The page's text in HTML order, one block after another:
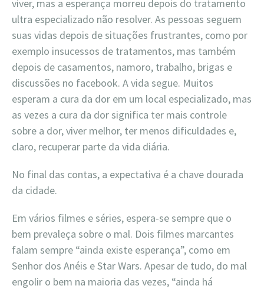
viver, mas a esperança morreu depois do tratamento
ultra especializado não resolver. As pessoas seguem
suas vidas depois de situações frustrantes, como por
exemplo insucessos de tratamentos, mas também
depois de casamentos, namoro, trabalho, brigas e
discussões no facebook. A vida segue. Muitos
esperam a cura da dor em um local especializado, mas
as vezes a cura da dor significa ter mais controle
sobre a dor, viver melhor, ter menos dificuldades e,
claro, recuperar parte da vida diária.
No final das contas, a expectativa é a chave dourada
da cidade.
Em vários filmes e séries, espera-se sempre que o
bem prevaleça sobre o mal. Dois filmes marcantes
falam sempre “ainda existe esperança”, como em
Senhor dos Anéis e Star Wars. Apesar de tudo, do mal
engolir o bem na maioria das vezes, “ainda há